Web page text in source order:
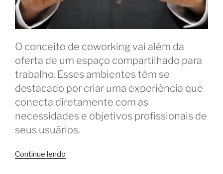
O conceito de coworking vai além da
oferta de um espaço compartilhado para
trabalho. Esses ambientes têm se
destacado por criar uma experiência que
conecta diretamente com as
necessidades e objetivos profissionais de
seus usuários.
Continue lendo